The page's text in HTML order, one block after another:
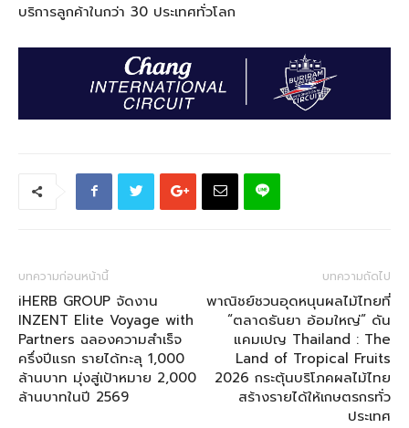
บริการลูกค้าในกว่า 30 ประเทศทั่วโลก
บทความก่อนหน้านี้
iHERB GROUP จัดงาน
INZENT Elite Voyage with
Partners ฉลองความสำเร็จ
ครึ่งปีแรก รายได้ทะลุ 1,000
ล้านบาท มุ่งสู่เป้าหมาย 2,000
ล้านบาทในปี 2569
บทความถัดไป
พาณิชย์ชวนอุดหนุนผลไม้ไทยที่
“ตลาดธันยา อ้อมใหญ่” ดัน
แคมเปญ Thailand : The
Land of Tropical Fruits
2026 กระตุ้นบริโภคผลไม้ไทย
สร้างรายได้ให้เกษตรกรทั่ว
ประเทศ